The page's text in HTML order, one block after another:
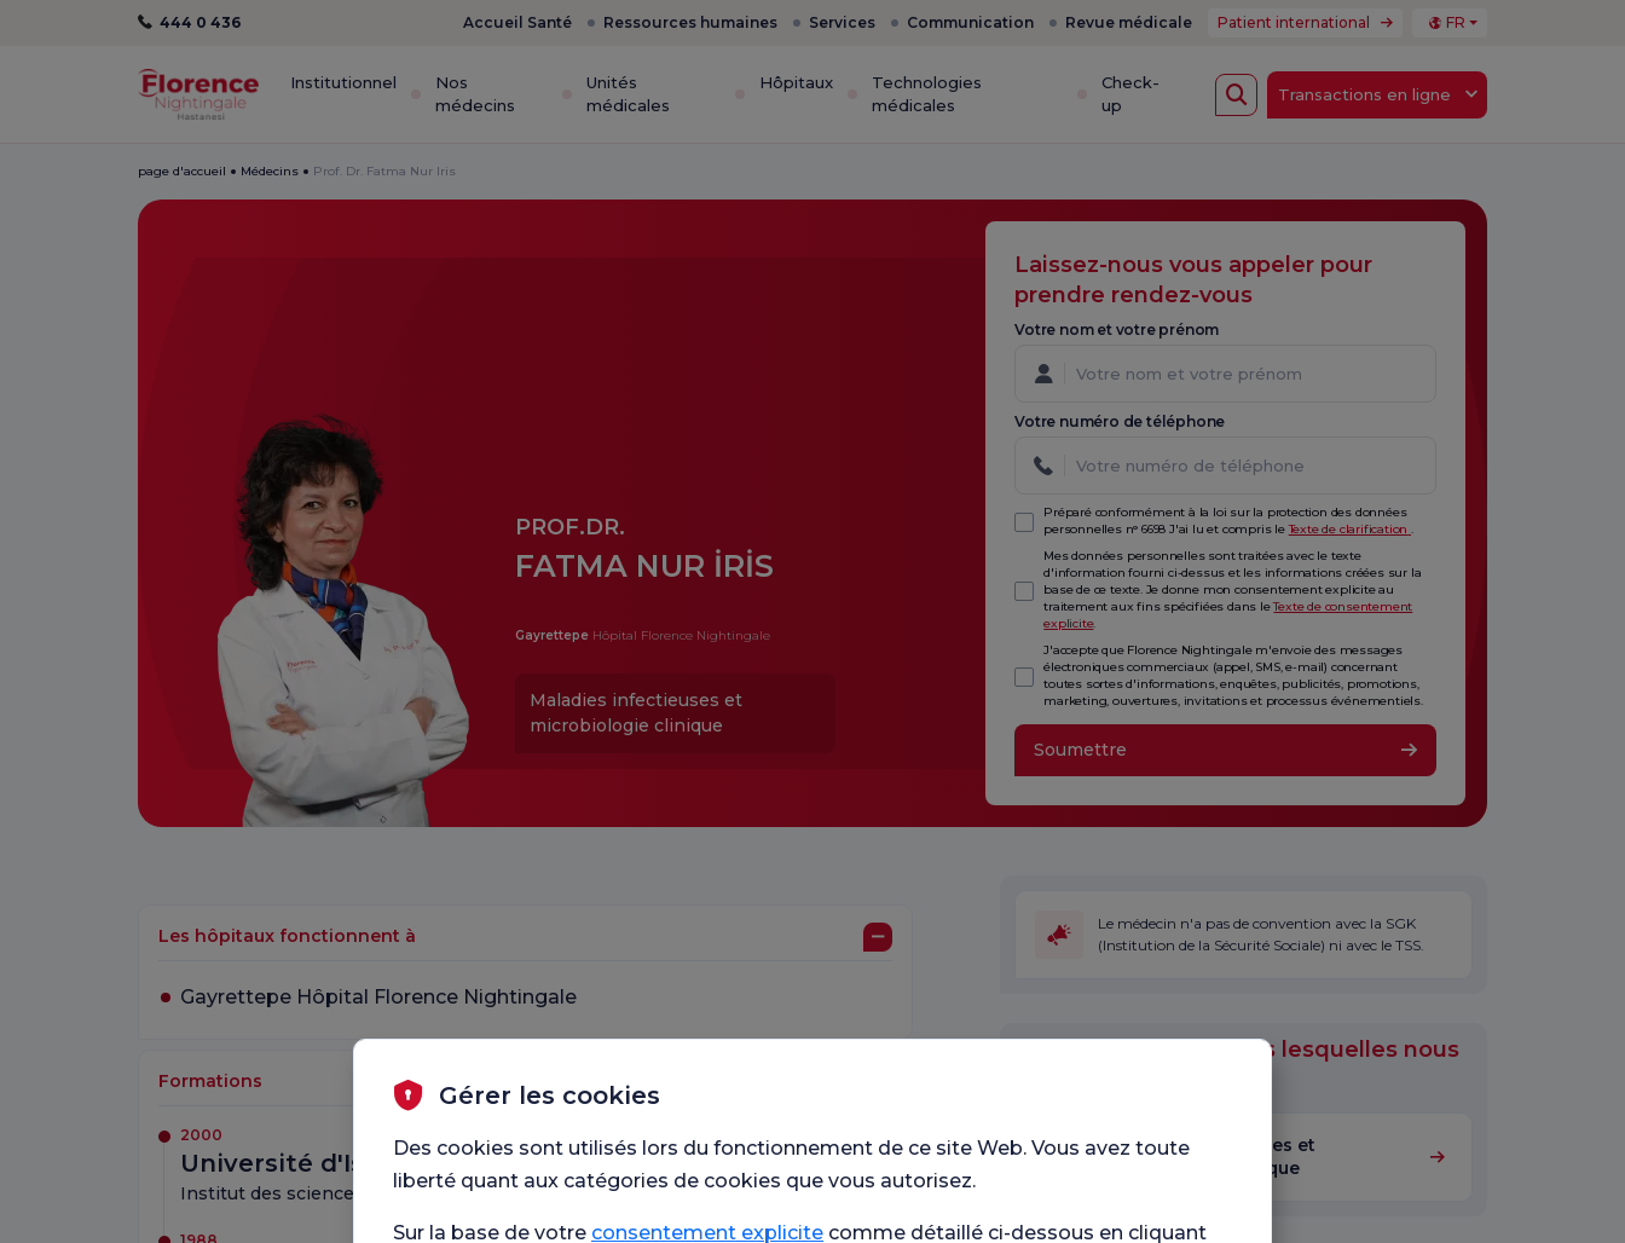
444 0 436 Accueil Santé Ressources humaines Services Communication Revue médicale Patient international FR
Institutionnel
Nos
médecins
Unités
médicales
Hôpitaux
Technologies
médicales
Check-
up
Transactions en ligne
page d'accueil Médecins Prof. Dr. Fatma Nur Iris
PROF.DR.
FATMA NUR İRİS
GayrettepeHôpital Florence Nightingale
Maladies infectieuses et
microbiologie clinique
Laissez-nous vous appeler pour
prendre rendez-vous
Votre nom et votre prénom
Votre numéro de téléphone
Préparé conformément à la loi sur la protection des données
personnelles n° 6698 J'ai lu et compris leTexte de clarification .
Mes données personnelles sont traitées avec le texte
d'information fourni ci-dessus et les informations créées sur la
base de ce texte. Je donne mon consentement explicite au
traitement aux fins spécifiées dans leTexte de consentement
explicite.
J'accepte que Florence Nightingale m'envoie des messages
électroniques commerciaux (appel, SMS, e-mail) concernant
toutes sortes d'informations, enquêtes, publicités, promotions,
marketing, ouvertures, invitations et processus événementiels.
Soumettre
Les hôpitaux fonctionnent à
Gayrettepe Hôpital Florence Nightingale
Formations
2000
Université d'Istanbul
Institut des sciences de la santé
Le médecin n'a pas de convention avec la SGK
(Institution de la Sécurité Sociale) ni avec le TSS.
Unités médicales dans lesquelles nous
Maladies infectieuses et
microbiologie clinique
Gérer les cookies
Des cookies sont utilisés lors du fonctionnement de ce site Web. Vous avez toute
liberté quant aux catégories de cookies que vous autorisez.
Sur la base de votre consentement explicite comme détaillé ci-dessous en cliquant